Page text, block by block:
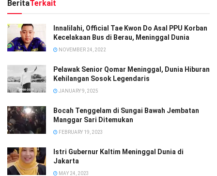
BeritaTerkait
Innalilahi, Official Tae Kwon Do Asal PPU Korban
Kecelakaan Bus di Berau, Meninggal Dunia
NOVEMBER 24, 2022
Pelawak Senior Qomar Meninggal, Dunia Hiburan
Kehilangan Sosok Legendaris
JANUARY 9, 2025
Bocah Tenggelam di Sungai Bawah Jembatan
Manggar Sari Ditemukan
FEBRUARY 19, 2023
Istri Gubernur Kaltim Meninggal Dunia di
Jakarta
MAY 24, 2023